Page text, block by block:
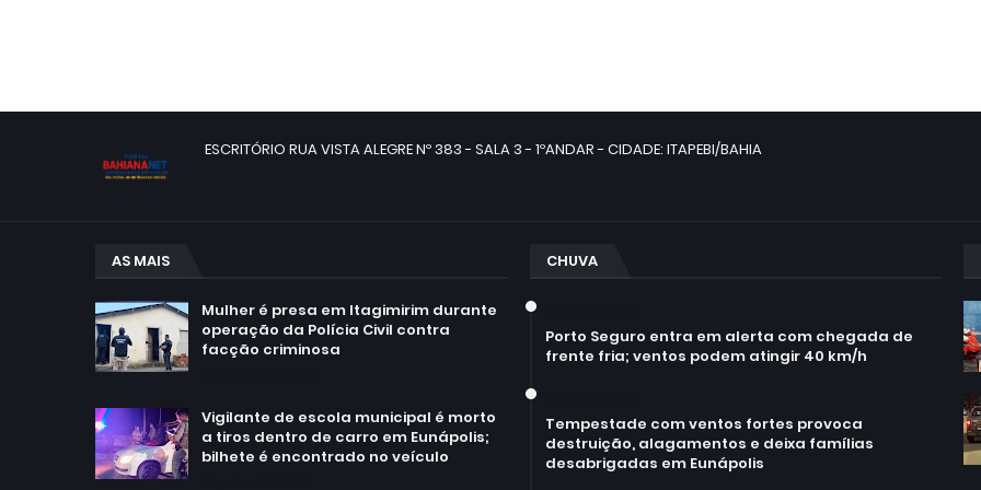
ESCRITÓRIO RUA VISTA ALEGRE Nº 383 - SALA 3 - 1ºANDAR - CIDADE: ITAPEBI/BAHIA
AS MAIS
Mulher é presa em Itagimirim durante
operação da Polícia Civil contra
facção criminosa
Vigilante de escola municipal é morto
a tiros dentro de carro em Eunápolis;
bilhete é encontrado no veículo
CHUVA
Porto Seguro entra em alerta com chegada de
frente fria; ventos podem atingir 40 km/h
Tempestade com ventos fortes provoca
destruição, alagamentos e deixa famílias
desabrigadas em Eunápolis